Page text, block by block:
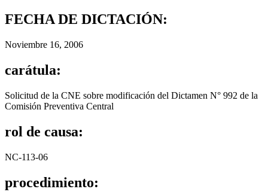
FECHA DE DICTACIÓN:
Noviembre 16, 2006
carátula:
Solicitud de la CNE sobre modificación del Dictamen N° 992 de la
Comisión Preventiva Central
rol de causa:
NC-113-06
procedimiento: